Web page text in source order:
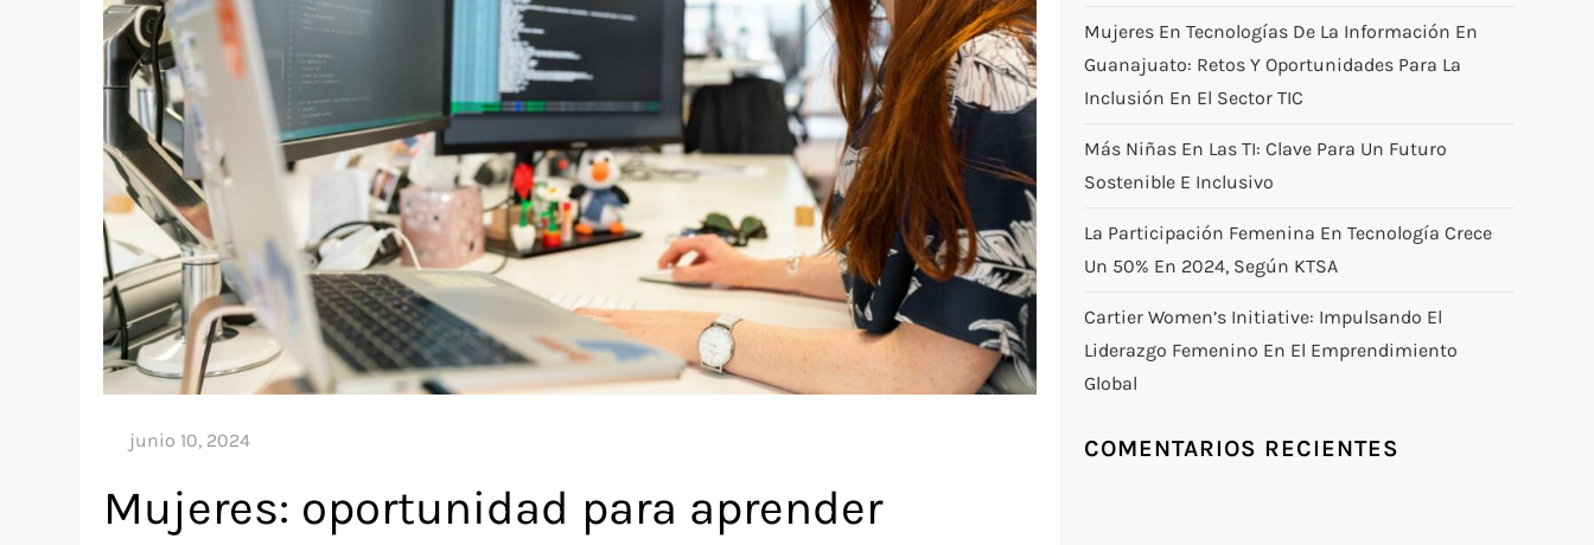
Mujeres: oportunidad para aprender
Mujeres En Tecnologías De La Información En
Guanajuato: Retos Y Oportunidades Para La
Inclusión En El Sector TIC
Más Niñas En Las TI: Clave Para Un Futuro
Sostenible E Inclusivo
La Participación Femenina En Tecnología Crece
Un 50% En 2024, Según KTSA
Cartier Women’s Initiative: Impulsando El
Liderazgo Femenino En El Emprendimiento
Global
COMENTARIOS RECIENTES